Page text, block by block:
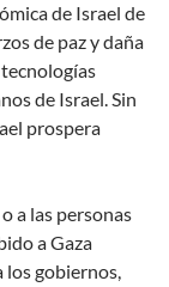
de Israel de
de paz y daña
de Israel. Sin
prospera
a las personas
a Gaza
los gobiernos,